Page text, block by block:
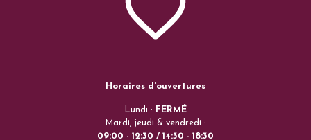
Horaires d'ouvertures
Lundi : FERMÉ
Mardi, jeudi & vendredi :
09:00 - 12:30 / 14:30 - 18:30